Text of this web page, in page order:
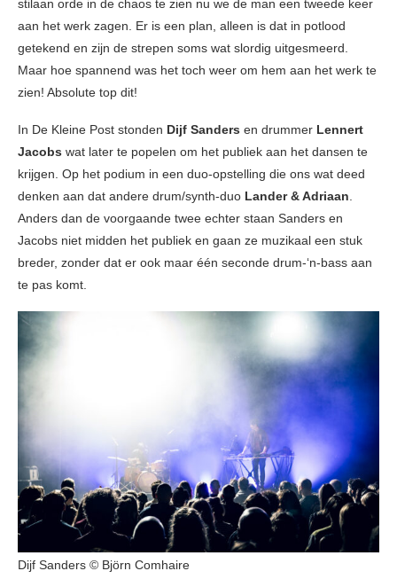
stilaan orde in de chaos te zien nu we de man een tweede keer
aan het werk zagen. Er is een plan, alleen is dat in potlood
getekend en zijn de strepen soms wat slordig uitgesmeerd.
Maar hoe spannend was het toch weer om hem aan het werk te
zien! Absolute top dit!
In De Kleine Post stonden Dijf Sanders en drummer Lennert
Jacobs wat later te popelen om het publiek aan het dansen te
krijgen. Op het podium in een duo-opstelling die ons wat deed
denken aan dat andere drum/synth-duo Lander & Adriaan
Anders dan de voorgaande twee echter staan Sanders en
Jacobs niet midden het publiek en gaan ze muzikaal een stuk
breder, zonder dat er ook maar één seconde drum-‘n-bass aan
te pas komt.
Dijf Sanders © Björn Comhaire